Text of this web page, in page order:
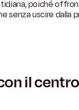
poiché
senza uscire dalla
il